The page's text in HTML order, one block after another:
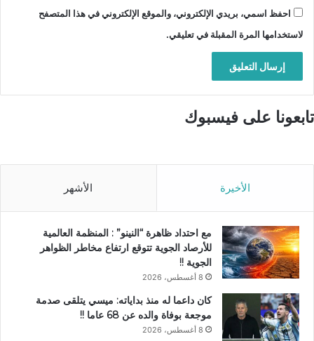
احفظ اسمي، بريدي الإلكتروني، والموقع الإلكتروني في هذا المتصفح
لاستخدامها المرة المقبلة في تعليقي.
تابعونا على فيسبوك
الأخيرة الأشهر
مع احتداد ظاهرة “النينو” : المنظمة العالمية
للأرصاد الجوية تتوقع ارتفاع مخاطر الظواهر
الجوية !!
8 أغسطس، 2026
كان داعما له منذ بداياته: ميسي يتلقى صدمة
موجعة بوفاة والده عن 68 عاما !!
8 أغسطس، 2026